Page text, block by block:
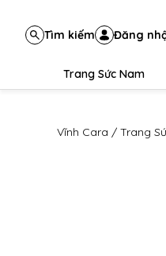
Tìm kiếm Đăng
Trang Sức Nam
Vĩnh Cara / Trang